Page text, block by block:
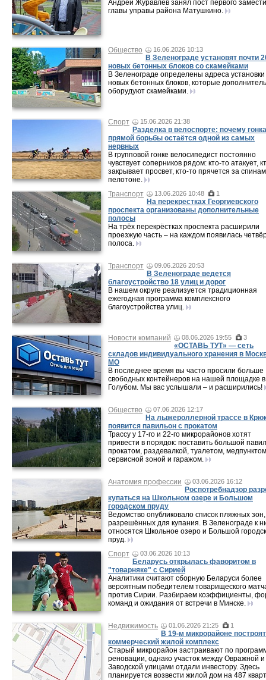
Андрей Журавлёв занял пост первого
главы управы района Матушкино.
Общество 16.06.2026 10:13
В Зеленограде установят почти
новых бетонных блоков со скамейками
В Зеленограде определены адреса установки
новых бетонных блоков, которые
оборудуют скамейками.
Спорт 15.06.2026 21:38
Разделка в велоспорте: почему
прямой борьбы остаётся одной из самых
нервных
В групповой гонке велосипедист постоянно
чувствует соперников рядом: кто-то атакует,
закрывает просвет, кто-то прячется за
пелотоне.
Транспорт
13.06.2026 10:48 1
На перекрестках Георгиевского
проспекта организованы дополнительные
полосы
На трёх перекрёстках проспекта расширили
проезжую часть – на каждом появилась
полоса.
Транспорт 09.06.2026 20:53
В Зеленограде ведется
благоустройство 18 улиц и дорог
В нашем округе реализуется традиционная
ежегодная программа комплексного
благоустройства улиц.
Новости компаний 08.06.2026 19:55 3
«ОСТАВЬ ТУТ» — сеть
складов индивидуального хранения в
МО
В последнее время вы часто просили больше
свободных контейнеров на нашей площадке в
Голубом. Мы вас услышали – и расширились!
Общество 07.06.2026 12:17
На лыжероллерной трассе в
появится павильон с прокатом
Трассу у 17-го и 22-го микрорайонов хотят
привести в порядок: поставить большой
прокатом, раздевалкой, туалетом,
сервисной зоной и гаражом.
Анатомия профессии 03.06.2026 16:12
Роспотребнадзор
купаться на Школьном озере и Большом
городском пруду
Ведомство опубликовало список пляжных зон,
разрешённых для купания. В Зеленограде к
относятся Школьное озеро и Большой
пруд.
Спорт
03.06.2026 10:13
Беларусь открылась фаворитом в
"товарняке" с Сирией
Аналитики считают сборную Беларуси более
вероятным победителем товарищеского
против Сирии. Разбираем коэффициенты,
команд и ожидания от встречи в Минске.
Недвижимость 01.06.2026 21:25 1
В 19-м микрорайоне построят
коммерческий жилой комплекс
Старый микрорайон застраивают по
реновации, однако участок между Овражной и
Заводской улицами отдали инвестору. Здесь
планируется возвести жилой дом на 487